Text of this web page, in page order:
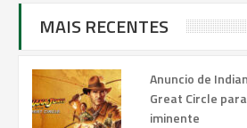
MAIS RECENTES
Anuncio de
Great Circle
iminente